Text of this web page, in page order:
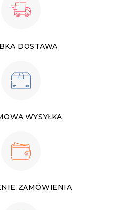
DOSTAWA
WYSYŁKA
ZAMÓWIENIA